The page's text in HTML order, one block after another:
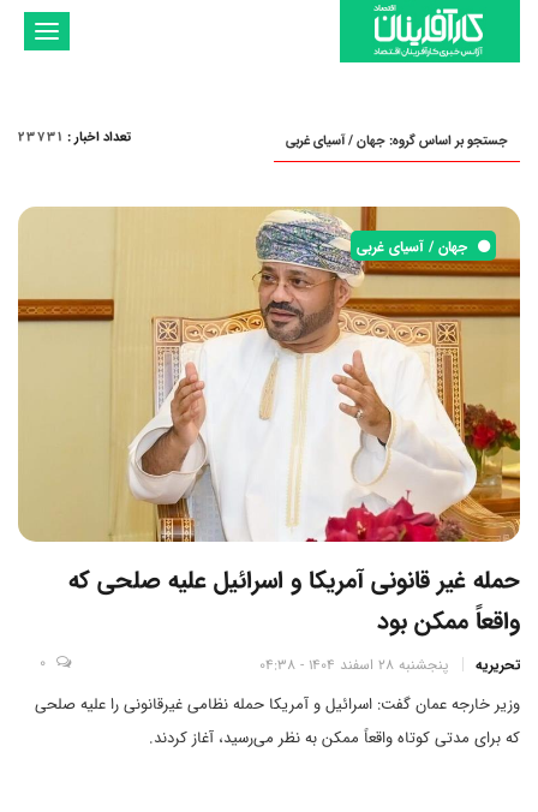
تغییر
جستجو بر اساس گروه: جهان / آسیای غربی تعداد اخبار:
23731
جهان / آسیای غربی
حمله غیر قانونی آمریکا و اسرائیل علیه صلحی که
واقعاً ممکن بود
تحریریه پنجشنبه 28 اسفند 1404 - 04:38 0
وزیر خارجه عمان گفت: اسرائیل و آمریکا حمله نظامی غیرقانونی را علیه صلحی
که برای مدتی کوتاه واقعاً ممکن به نظر می‌رسید، آغاز کردند.